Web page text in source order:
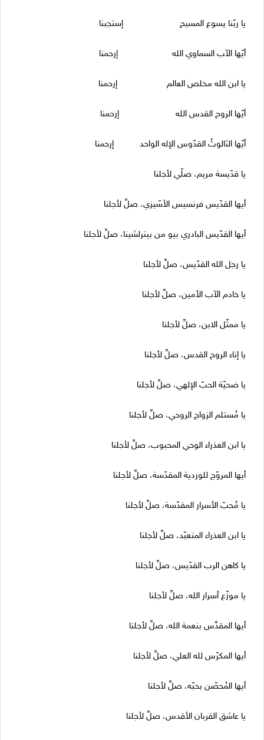
يا ربّنا يسوع المسيح إستجبنا
أيّها الآب السماوي الله إرحمنا
يا ابن الله مخلص العالم إرحمنا
أيّها الروح القدس الله إرحمنا
أيّها الثالوثُ القدّوس الإله الواحد إرحمنا
يا قدّيسة مريم، صلّي لأجلنا
أيها القدّيس فرنسيس الأسّيزي، صلِّ لأجلنا
أيها القدّيس البادري بيو من بيترلشينا، صلِّ لأجلنا
يا رجل الله القدّيس، صلِّ لأجلنا
يا خادم الآب الأمين، صلِّ لأجلنا
يا ممثّل الابن، صلِّ لأجلنا
يا إناء الروح القدس، صلِّ لأجلنا
يا ضحيّة الحبّ الإلهي، صلِّ لأجلنا
يا مُستلم الزواج الروحي، صلِّ لأجلنا
يا ابن العذراء الوحي المحبوب، صلِّ لأجلنا
أيها المروّج للوردية المقدّسة، صلِّ لأجلنا
يا مُحبّ الأسرار المقدّسة، صلِّ لأجلنا
يا ابن العذراء المتعبّد، صلِّ لأجلنا
يا كاهن الرب القدّيس، صلِّ لأجلنا
يا موزّع أسرار الله، صلِّ لأجلنا
أيها المقدَّس بنعمة الله، صلِّ لأجلنا
أيها المكرّس لله العلي، صلِّ لأجلنا
أيها المُحصّن بحبّه، صلِّ لأجلنا
يا عاشق القربان الأقدس، صلِّ لأجلنا